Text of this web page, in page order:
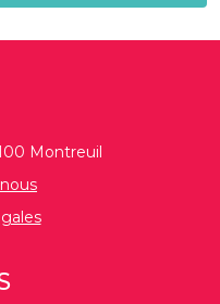
Montreuil